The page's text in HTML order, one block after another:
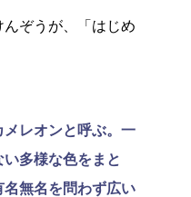
ぞうが、「はじめ
レオンと呼ぶ。一
多様な色をまと
無名を問わず広い